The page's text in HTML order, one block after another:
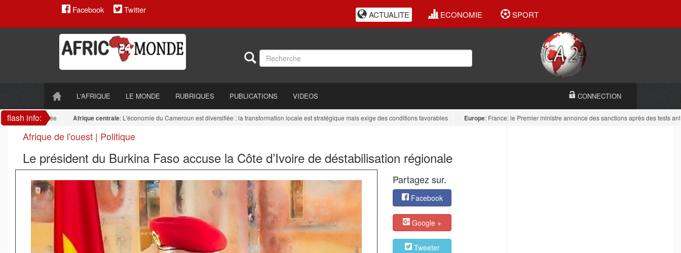
Facebook Twitter ACTUALITE ECONOMIE SPORT
L'AFRIQUE LE MONDE RUBRIQUES PUBLICATIONS VIDEOS CONNECTION
flash info:
fragmentée Afrique centrale: L'économie du Cameroun est diversifiée : la transformation locale est stratégique mais exige des conditions favorables Europe: France: le Premier ministre annonce des sanctions après des tests
Afrique de l'ouest | Politique
Le président du Burkina Faso accuse la Côte d’Ivoire de déstabilisation régionale
Partagez sur.
Facebook
Google +
Tweeter